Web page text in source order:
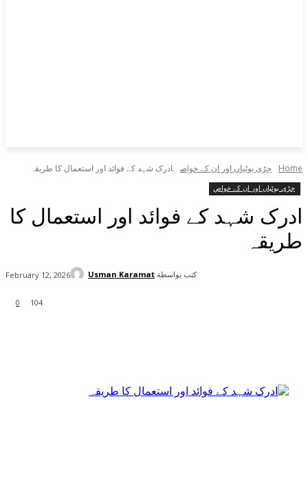
Home جڑی بوٹیاں اور ان کے خواص ادرک شہد کے فوائد اور استعمال کا طریقہ
جڑی بوٹیاں اور ان کے خواص
ادرک شہد کے فوائد اور استعمال کا
طریقہ
0 104
February 12, 2026 كتب بواسطة Usman Karamat